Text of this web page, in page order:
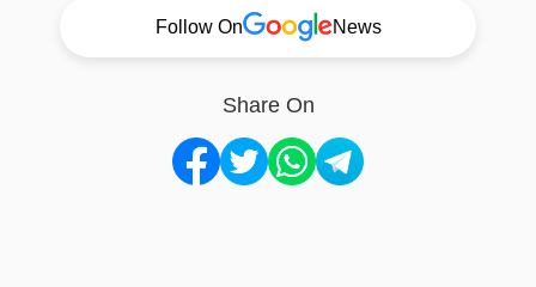
Follow On News
Share On